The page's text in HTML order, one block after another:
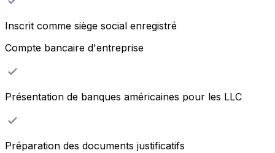
Inscrit comme siège social enregistré
Compte bancaire d'entreprise
Présentation de banques américaines pour les LLC
Préparation des documents justificatifs